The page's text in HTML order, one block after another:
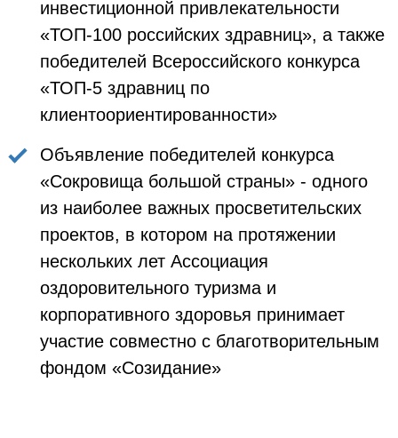
инвестиционной привлекательности
«ТОП-100 российских здравниц», а также
победителей Всероссийского конкурса
«ТОП-5 здравниц по
клиентоориентированности»
Объявление победителей конкурса
«Сокровища большой страны» - одного
из наиболее важных просветительских
проектов, в котором на протяжении
нескольких лет Ассоциация
оздоровительного туризма и
корпоративного здоровья принимает
участие совместно с благотворительным
фондом «Созидание»